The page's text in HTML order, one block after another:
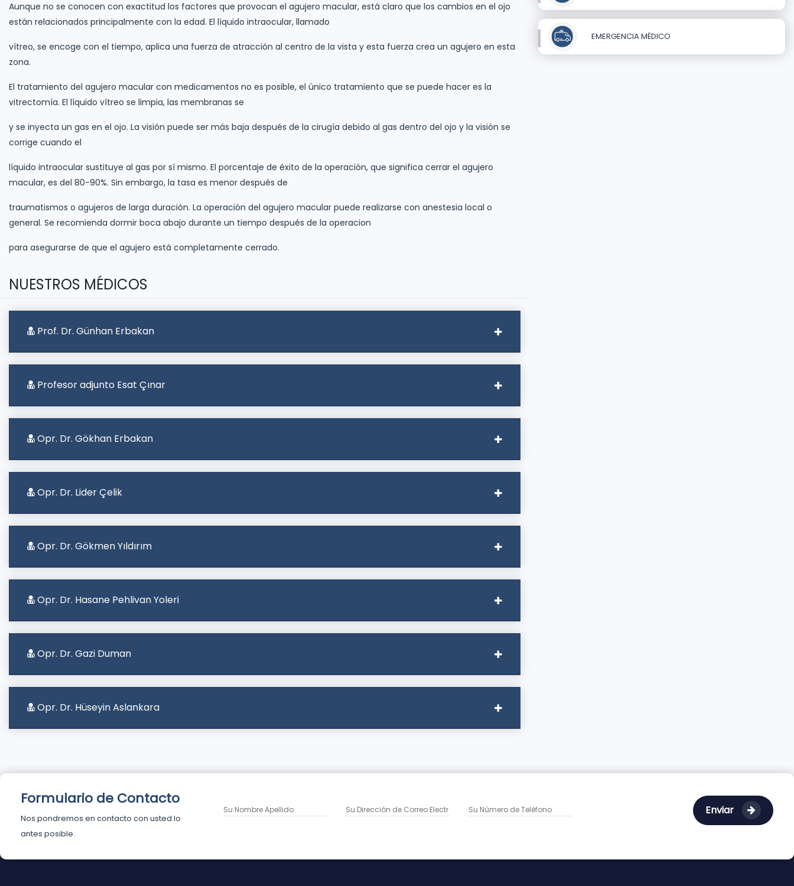
Aunque no se conocen con exactitud los factores que provocan el agujero macular, está claro que los cambios en el ojo
están relacionados principalmente con la edad. El líquido intraocular, llamado
vítreo, se encoge con el tiempo, aplica una fuerza de atracción al centro de la vista y esta fuerza crea un agujero en esta
zona.
El tratamiento del agujero macular con medicamentos no es posible, el único tratamiento que se puede hacer es la
vitrectomía. El líquido vítreo se limpia, las membranas se
y se inyecta un gas en el ojo. La visión puede ser más baja después de la cirugía debido al gas dentro del ojo y la visión se
corrige cuando el
líquido intraocular sustituye al gas por sí mismo. El porcentaje de éxito de la operación, que significa cerrar el agujero
macular, es del 80-90%. Sin embargo, la tasa es menor después de
traumatismos o agujeros de larga duración. La operación del agujero macular puede realizarse con anestesia local o
general. Se recomienda dormir boca abajo durante un tiempo después de la operacion
para asegurarse de que el agujero está completamente cerrado.
NUESTROS MÉDICOS
Prof. Dr. Günhan Erbakan
Profesor adjunto Esat Çınar
Opr. Dr. Gökhan Erbakan
Opr. Dr. Lider Çelik
Opr. Dr. Gökmen Yıldırım
Opr. Dr. Hasane Pehlivan Yoleri
Opr. Dr. Gazi Duman
Opr. Dr. Hüseyin Aslankara
EMERGENCIA MÉDICO
Formulario de Contacto
Nos pondremos en contacto con usted lo
antes posible.
Enviar